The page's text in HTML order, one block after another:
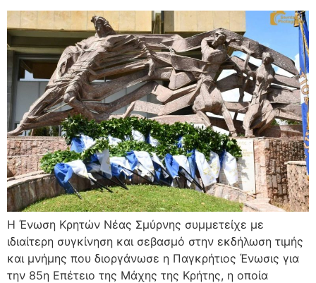
Η Ένωση Κρητών Νέας Σμύρνης συμμετείχε με
ιδιαίτερη συγκίνηση και σεβασμό στην εκδήλωση τιμής
και μνήμης που διοργάνωσε η Παγκρήτιος Ένωσις για
την 85η Επέτειο της Μάχης της Κρήτης, η οποία